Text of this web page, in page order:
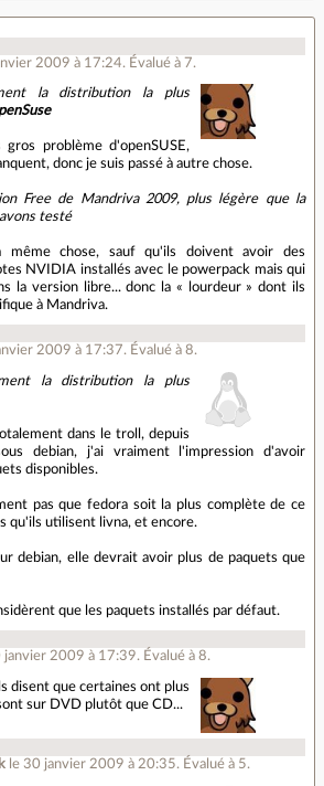
2009 à 17:24. Évalué à 7.
la distribution la plus
problème d'openSUSE,
donc je suis passé à autre chose.
Free de Mandriva 2009, plus légère que la
testé
même chose, sauf qu'ils doivent avoir des
NVIDIA installés avec le powerpack mais qui
la version libre... donc la « lourdeur » dont ils
à Mandriva.
2009 à 17:37. Évalué à8.
la distribution la plus
dans le troll, depuis
debian, j'ai vraiment l'impression d'avoir
disponibles.
pas que fedora soit la plus complète de ce
qu'ils utilisent livna, et encore.
debian, elle devrait avoir plus de paquets que
que les paquets installés par défaut.
janvier 2009 à 17:39. Évalué à 8.
disent que certaines ont plus
sur DVD plutôt que CD...
le 30 janvier 2009 à 20:35. Évalué à 5.